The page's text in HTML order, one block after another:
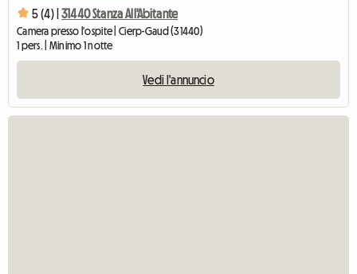
5 (4) | 31440 Stanza All'Abitante
Camera presso l'ospite | Cierp-Gaud (31440)
1 pers. | Minimo 1 notte
Vedi l'annuncio